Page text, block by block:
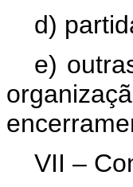
d)
e)
VII –